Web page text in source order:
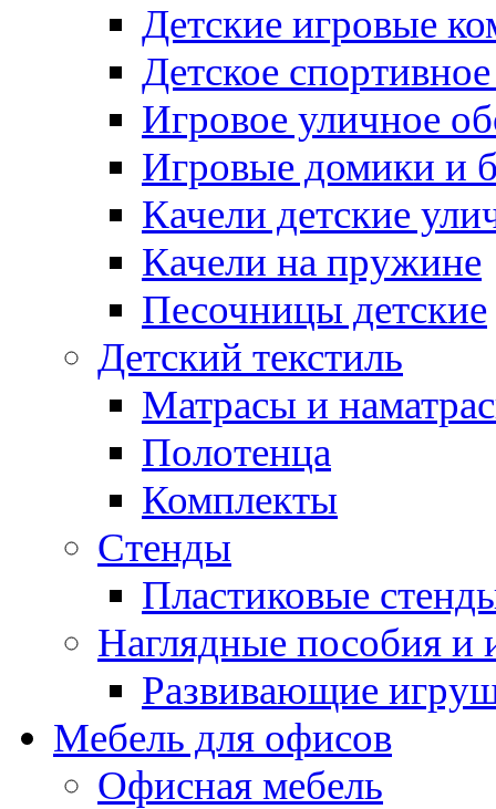
Детские игровые
Детское
Игровое уличное
Игровые домики и
Качели детские
Качели на пружине
Песочницы детские
Детский текстиль
Матрасы и
Полотенца
Комплекты
Стенды
Пластиковые
Наглядные пособия и
Развивающие
Мебель для офисов
Офисная мебель